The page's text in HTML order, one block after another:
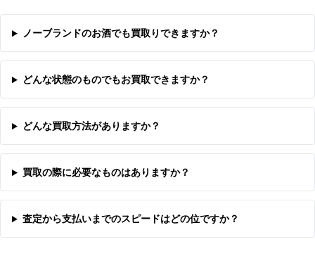
ノーブランドのお酒でも買取りできますか？
どんな状態のものでもお買取できますか？
どんな買取方法がありますか？
買取の際に必要なものはありますか？
査定から支払いまでのスピードはどの位ですか？